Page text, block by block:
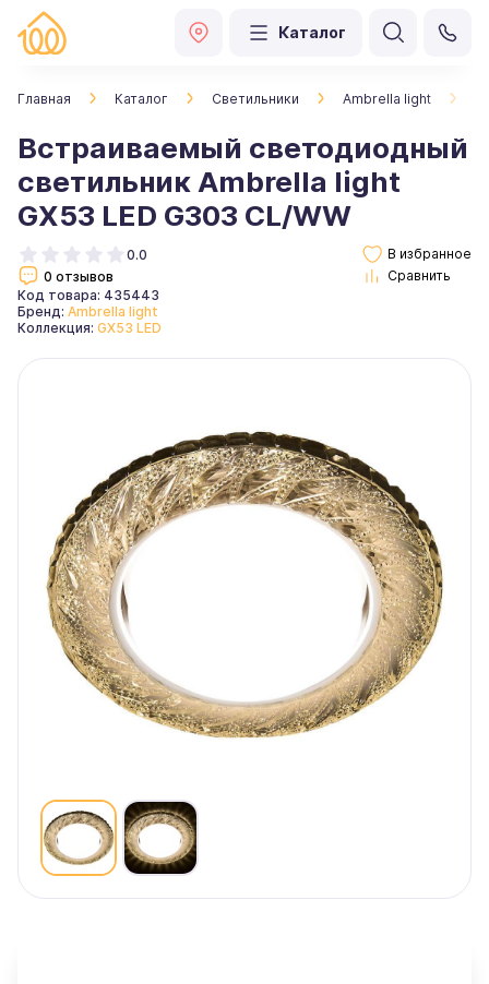
Каталог
Главная Каталог Светильники Ambrella light
Встраиваемый светодиодный
светильник Ambrella light
GX53 LED G303 CL/WW
0.0
0 отзывов
Код товара: 435443
Бренд: Ambrella light
Коллекция: GX53 LED